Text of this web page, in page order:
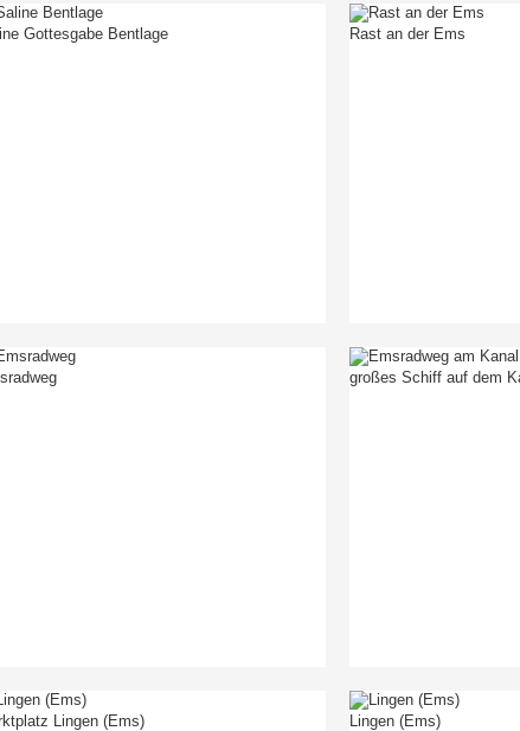
Gottesgabe Bentlage Rast an der Ems
großes Schiff auf dem
Lingen (Ems) Lingen (Ems)